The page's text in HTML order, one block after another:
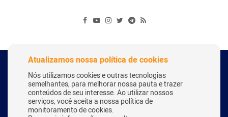
Copyright Webitcoin 2018 - Todos os Direitos Reservados
Desenvolvido por: Herick Correa
Atualizamos nossa política de cookies
Nós utilizamos cookies e outras tecnologias
semelhantes, para melhorar nossa pauta e trazer
conteúdos de seu interesse. Ao utilizar nossos
serviços, você aceita a nossa política de
monitoramento de cookies.